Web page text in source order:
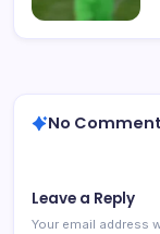
No
Leave a Reply
Your email address